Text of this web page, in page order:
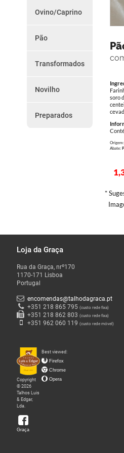
Promoções
Como
Encomendar
O
que
Fazemos
Sobre
nós
Loja
da
Graça
Farinheiras
Paio e Paiola
Ovino/Caprino
Pão
Transformados
Outros
Novilho
Preparados
soro
Origem:
Abate:
*
Copyright
© 2026
Talhos Luis
& Edgar,
Lda.
Graça
Best viewed:
Firefox
Chrome
Opera
Loja da Graça
Rua da Graça, nrº170
1170-171 Lisboa
Portugal
encomendas@talhodagraca.pt
+351 218 865 795 (custo rede fixa)
+351 218 862 803 (custo rede fixa)
+351 962 060 119 (custo rede móvel)